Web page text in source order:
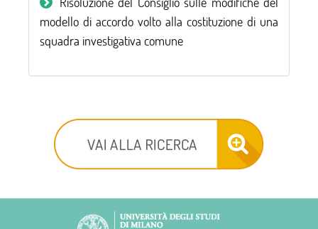
modello di accordo volto alla costituzione di una
squadra investigativa comune